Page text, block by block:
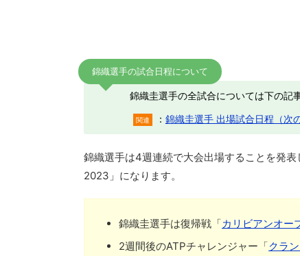
錦織選手の試合日程について
錦織圭選手の全試合については下の記
関連 ： 錦織圭選手 出場試合日程（次
錦織選手は4週連続で大会出場することを発
2023」になります。
錦織圭選手は復帰戦「カリビアンオー
2週間後のATPチャレンジャー「クラ